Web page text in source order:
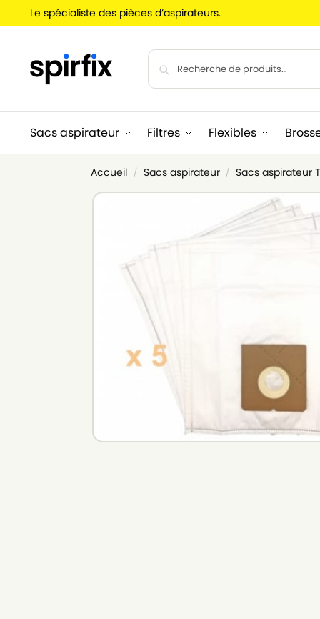
Le spécialiste des pièces d’aspirateurs.
Sacs aspirateur Filtres Flexibles
Accueil / Sacs aspirateur / Sacs aspirateur